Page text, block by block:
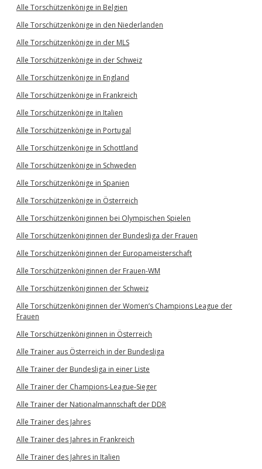
Alle Torschützenkönige in Belgien
Alle Torschützenkönige in den Niederlanden
Alle Torschützenkönige in der MLS
Alle Torschützenkönige in der Schweiz
Alle Torschützenkönige in England
Alle Torschützenkönige in Frankreich
Alle Torschützenkönige in Italien
Alle Torschützenkönige in Portugal
Alle Torschützenkönige in Schottland
Alle Torschützenkönige in Schweden
Alle Torschützenkönige in Spanien
Alle Torschützenkönige in Österreich
Alle Torschützenköniginnen bei Olympischen Spielen
Alle Torschützenköniginnen der Bundesliga der Frauen
Alle Torschützenköniginnen der Europameisterschaft
Alle Torschützenköniginnen der Frauen-WM
Alle Torschützenköniginnen der Schweiz
Alle Torschützenköniginnen der Women’s Champions League der
Frauen
Alle Torschützenköniginnen in Österreich
Alle Trainer aus Österreich in der Bundesliga
Alle Trainer der Bundesliga in einer Liste
Alle Trainer der Champions-League-Sieger
Alle Trainer der Nationalmannschaft der DDR
Alle Trainer des Jahres
Alle Trainer des Jahres in Frankreich
Alle Trainer des Jahres in Italien